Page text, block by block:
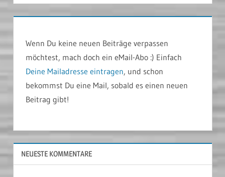
Wenn Du keine neuen Beiträge verpassen
möchtest, mach doch ein eMail-Abo :) Einfach
Deine Mailadresse eintragen, und schon
bekommst Du eine Mail, sobald es einen neuen
Beitrag gibt!
NEUESTE KOMMENTARE